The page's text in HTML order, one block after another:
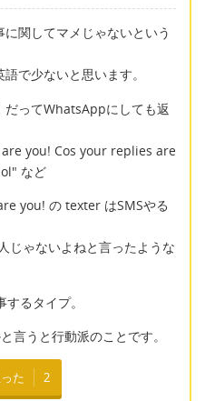
関してマメじゃないという
で少ないと思います。
だってWhatsAppにしても返
you! Cos your replies are
など
you! の texter はSMSやる
じゃないよねと言ったような
るタイプ。
うと行動派のことです。
た 2